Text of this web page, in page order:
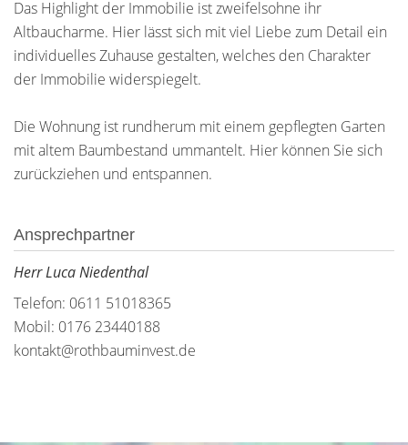
Das Highlight der Immobilie ist zweifelsohne ihr
Altbaucharme. Hier lässt sich mit viel Liebe zum Detail ein
individuelles Zuhause gestalten, welches den Charakter
der Immobilie widerspiegelt.
Die Wohnung ist rundherum mit einem gepflegten Garten
mit altem Baumbestand ummantelt. Hier können Sie sich
zurückziehen und entspannen.
Ansprechpartner
Herr Luca Niedenthal
Telefon: 0611 51018365
Mobil: 0176 23440188
kontakt@rothbauminvest.de